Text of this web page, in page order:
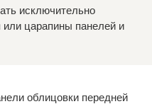
исключительно
царапины панелей и
облицовки передней